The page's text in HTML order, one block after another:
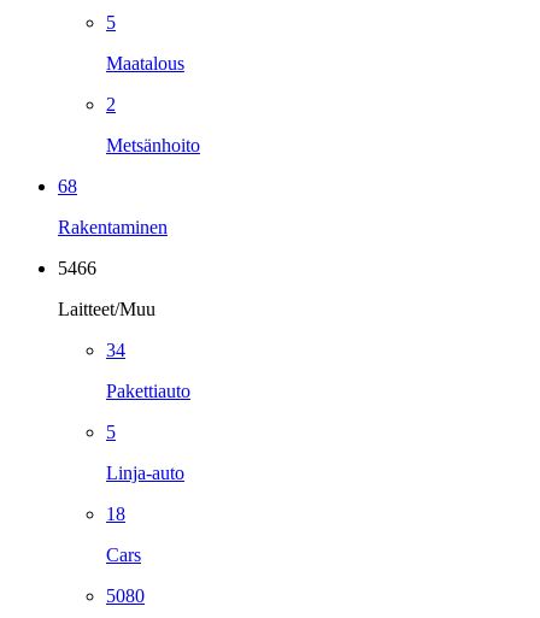
5
Maatalous
2
Metsänhoito
68
Rakentaminen
5466
Laitteet/Muu
34
Pakettiauto
5
Linja-auto
18
Cars
5080